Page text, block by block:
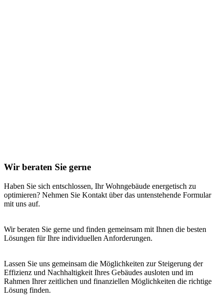
Wir beraten Sie gerne
Haben Sie sich entschlossen, Ihr Wohngebäude energetisch zu
optimieren? Nehmen Sie Kontakt über das untenstehende Formular
mit uns auf.
Wir beraten Sie gerne und finden gemeinsam mit Ihnen die besten
Lösungen für Ihre individuellen Anforderungen.
Lassen Sie uns gemeinsam die Möglichkeiten zur Steigerung der
Effizienz und Nachhaltigkeit Ihres Gebäudes ausloten und im
Rahmen Ihrer zeitlichen und finanziellen Möglichkeiten die richtige
Lösung finden.